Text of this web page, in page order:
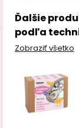
Ďalšie
podľa
Zobraziť všetko